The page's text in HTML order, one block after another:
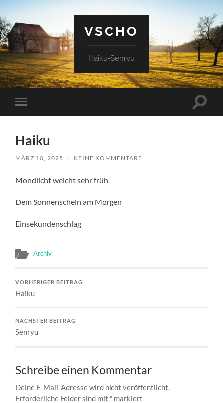
VSCHO
Haiku-Senryu
Mobile-
Menü
Haiku
MÄRZ 10, 2025 / KEINE KOMMENTARE
Mondlicht weicht sehr früh
Dem Sonnenschein am Morgen
Einsekundenschlag
Archiv
VORHERIGER BEITRAG
Haiku
NÄCHSTER BEITRAG
Senryu
Schreibe einen Kommentar
Deine E-Mail-Adresse wird nicht veröffentlicht.
Erforderliche Felder sind mit * markiert